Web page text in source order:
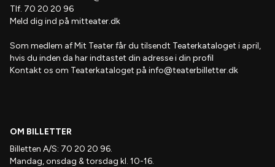
Tlf. 70 20 20 96
Meld dig ind på mitteater.dk
Som medlem afMit Teaterfår du tilsendt Teaterkataloget i april,
hvis du inden da har indtastet din adresse i din profil
Kontakt os om Teaterkataloget på info@teaterbilletter.dk
OM BILLETTER
Billetten A/S: 70 20 20 96.
Mandag, onsdag & torsdag kl. 10-16.